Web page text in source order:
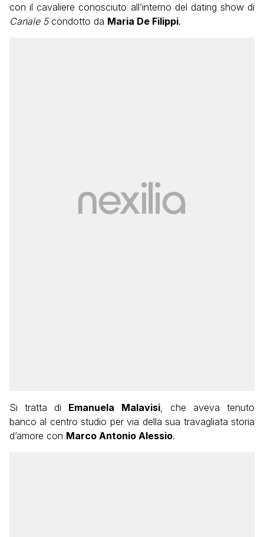
con il cavaliere conosciuto all’interno del dating show di
Canale 5condotto da Maria De Filippi.
Si tratta di Emanuela Malavisi, che aveva tenuto
banco al centro studio per via della sua travagliata storia
d’amore con Marco Antonio Alessio.